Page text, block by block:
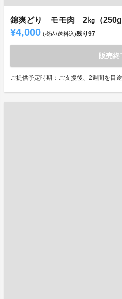
錦爽どり モモ肉 2㎏（
¥4,000 (税込/送料込)残り97
販売終
ご提供予定時期：ご支援後、2週間を目